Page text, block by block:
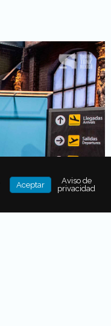
Aceptar
Aviso de
privacidad